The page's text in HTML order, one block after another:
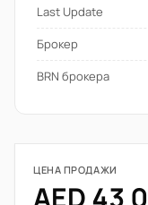
Last Update
Брокер
BRN брокера
ЦЕНА ПРОДАЖИ
AED 43